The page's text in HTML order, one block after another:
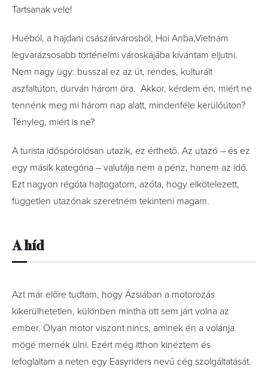
Tartsanak vele!
Huéból, a hajdani császárvárosból, Hoi Anba,Vietnám
legvarázsosabb történelmi városkájába kívántam eljutni.
Nem nagy ügy: busszal ez az út, rendes, kulturált
aszfaltúton, durván három óra. Akkor, kérdem én, miért ne
tennénk meg mi három nap alatt, mindenféle kerülőúton?
Tényleg, miért is ne?
A turista időspórolósan utazik, ez érthető. Az utazó – és ez
egy másik kategória – valutája nem a pénz, hanem az idő.
Ezt nagyon régóta hajtogatom, azóta, hogy elkötelezett,
független utazónak szeretném tekinteni magam.
A híd
Azt már előre tudtam, hogy Ázsiában a motorozás
kikerülhetetlen, különben mintha ott sem járt volna az
ember. Olyan motor viszont nincs, aminek én a volánja
mögé mernék ülni. Ezért még itthon kinéztem és
lefoglaltam a neten egy Easyriders nevű cég szolgáltatását.